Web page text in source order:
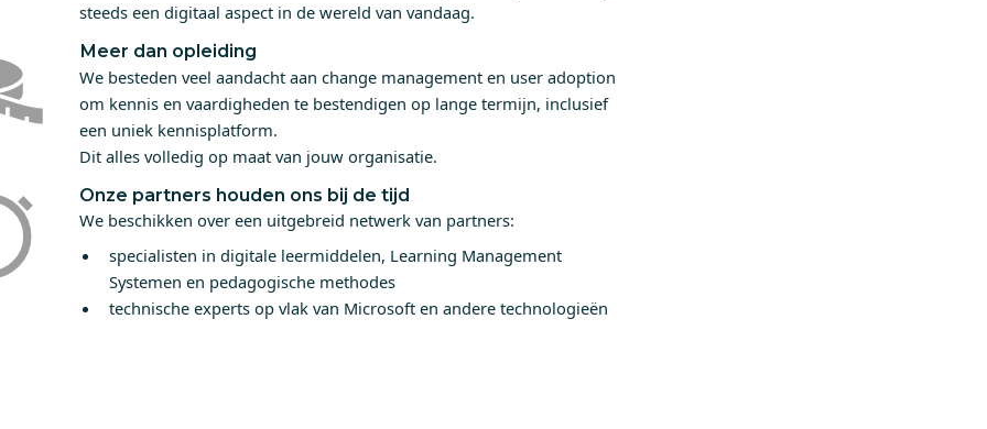
steeds een digitaal aspect in de wereld van vandaag.
Meer dan opleiding
We besteden veel aandacht aan change management en user adoption
om kennis en vaardigheden te bestendigen op lange termijn, inclusief
een uniek kennisplatform.
Dit alles volledig op maat van jouw organisatie.
Onze partners houden ons bij de tijd
We beschikken over een uitgebreid netwerk van partners:
specialisten in digitale leermiddelen, Learning Management
Systemen en pedagogische methodes
technische experts op vlak van Microsoft en andere technologieën